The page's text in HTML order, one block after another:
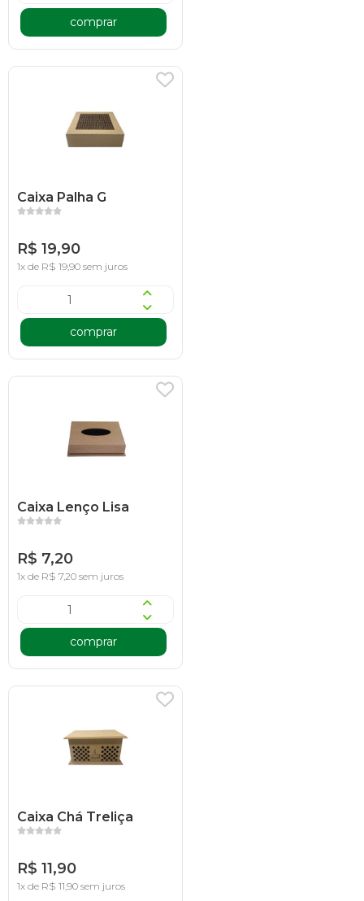
comprar
Caixa Palha G
R$ 19,90
1x de R$ 19,90 sem juros
comprar
Caixa Lenço Lisa
R$ 7,20
1x de R$ 7,20 sem juros
comprar
Caixa Chá Treliça
R$ 11,90
1x de R$ 11,90 sem juros